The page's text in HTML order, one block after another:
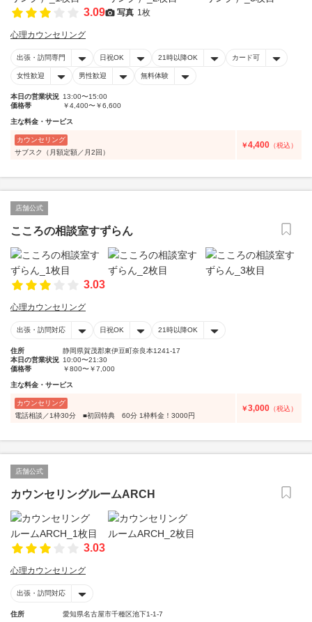
3.09 写真 1枚
心理カウンセリング
出張・訪問専門 日祝OK 21時以降OK カード可
女性歓迎 男性歓迎 無料体験
本日の営業状況 13:00〜15:00
価格帯
￥4,400〜￥6,600
主な料金・サービス
カウンセリング
サブスク（月額定額／月2回）
￥4,400 （税込）
店舗公式
こころの相談室すずらん
3.03
心理カウンセリング
出張・訪問対応 日祝OK 21時以降OK
住所
静岡県賀茂郡東伊豆町奈良本1241-17
本日の営業状況 10:00〜21:30
価格帯
￥800〜￥7,000
主な料金・サービス
カウンセリング
電話相談／1枠30分 ■初回特典 60分 1枠料金！3000円
￥3,000 （税込）
店舗公式
カウンセリングルームARCH
3.03
心理カウンセリング
出張・訪問対応
住所 愛知県名古屋市千種区池下1-1-7